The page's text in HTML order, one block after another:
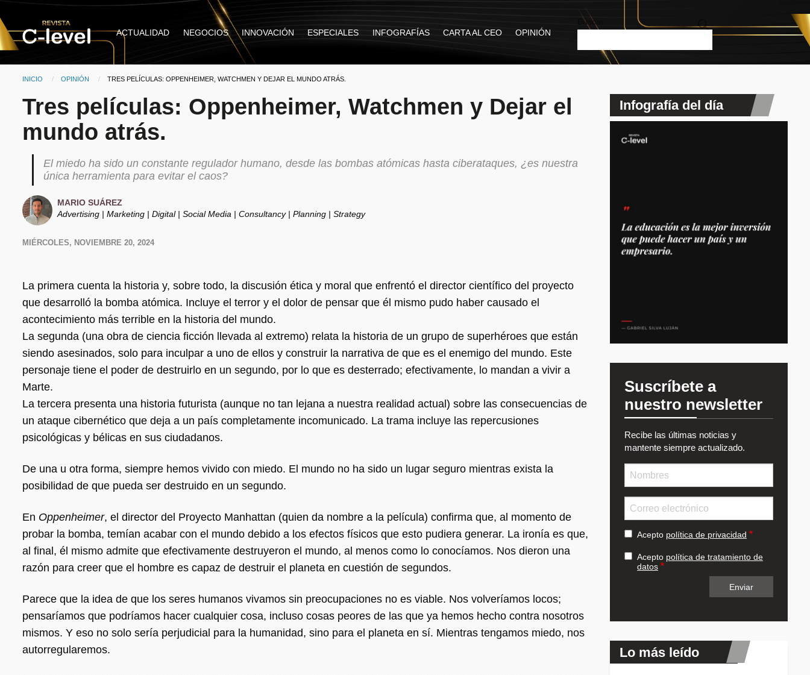
Pasar al contenido principal
Main
ACTUALIDAD NEGOCIOS INNOVACIÓN ESPECIALES INFOGRAFÍAS CARTA AL CEO OPINIÓN
Buscar
Ruta de navegación
INICIO OPINIÓN CURRENT:
TRES PELÍCULAS: OPPENHEIMER, WATCHMEN Y DEJAR EL MUNDO ATRÁS.
Tres películas: Oppenheimer, Watchmen y Dejar el
mundo atrás.
El miedo ha sido un constante regulador humano, desde las bombas atómicas hasta ciberataques, ¿es nuestra
única herramienta para evitar el caos?
MARIO SUÁREZ
Advertising | Marketing | Digital | Social Media | Consultancy | Planning | Strategy
MIÉRCOLES, NOVIEMBRE 20, 2024
La primera cuenta la historia y, sobre todo, la discusión ética y moral que enfrentó el director científico del proyecto
que desarrolló la bomba atómica. Incluye el terror y el dolor de pensar que él mismo pudo haber causado el
acontecimiento más terrible en la historia del mundo.
La segunda (una obra de ciencia ficción llevada al extremo) relata la historia de un grupo de superhéroes que están
siendo asesinados, solo para inculpar a uno de ellos y construir la narrativa de que es el enemigo del mundo. Este
personaje tiene el poder de destruirlo en un segundo, por lo que es desterrado; efectivamente, lo mandan a vivir a
Marte.
La tercera presenta una historia futurista (aunque no tan lejana a nuestra realidad actual) sobre las consecuencias de
un ataque cibernético que deja a un país completamente incomunicado. La trama incluye las repercusiones
psicológicas y bélicas en sus ciudadanos.
De una u otra forma, siempre hemos vivido con miedo. El mundo no ha sido un lugar seguro mientras exista la
posibilidad de que pueda ser destruido en un segundo.
En Oppenheimer, el director del Proyecto Manhattan (quien da nombre a la película) confirma que, al momento de
probar la bomba, temían acabar con el mundo debido a los efectos físicos que esto pudiera generar. La ironía es que,
al final, él mismo admite que efectivamente destruyeron el mundo, al menos como lo conocíamos. Nos dieron una
razón para creer que el hombre es capaz de destruir el planeta en cuestión de segundos.
Parece que la idea de que los seres humanos vivamos sin preocupaciones no es viable. Nos volveríamos locos;
pensaríamos que podríamos hacer cualquier cosa, incluso cosas peores de las que ya hemos hecho contra nosotros
mismos. Y eso no solo sería perjudicial para la humanidad, sino para el planeta en sí. Mientras tengamos miedo, nos
autorregularemos.
Infografía del día
Suscríbete a
nuestro newsletter
Recibe las últimas noticias y
mantente siempre actualizado.
Acepto política de privacidad
Acepto política de tratamiento de
datos
Lo más leído